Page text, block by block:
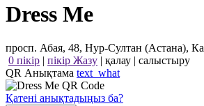
Dress Me
просп. Абая, 48, Нур-Султан (Астана),
0 пікір | пікір Жазу | қалау | салыстыру
QR Анықтама text_what
Қатені анықтадыңыз ба?